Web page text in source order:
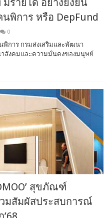
รายได้ อย่างยั่งยืน
พิการ หรือ DepFund
0
การ กรมส่งเสริมและพัฒนา
สังคมและความมั่นคงของมนุษย์
สุขภัณฑ์
มสัมผัสประสบการณ์